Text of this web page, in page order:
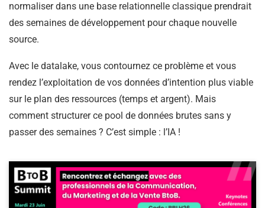
normaliser dans une base relationnelle classique prendrait
des semaines de développement pour chaque nouvelle
source.
Avec le datalake, vous contournez ce problème et vous
rendez l’exploitation de vos données d’intention plus viable
sur le plan des ressources (temps et argent). Mais
comment structurer ce pool de données brutes sans y
passer des semaines ? C’est simple : l’IA !